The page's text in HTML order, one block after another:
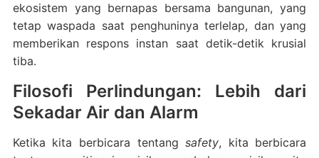
ekosistem yang bernapas bersama bangunan, yang
tetap waspada saat penghuninya terlelap, dan yang
memberikan respons instan saat detik-detik krusial
tiba.
Filosofi Perlindungan: Lebih dari
Sekadar Air dan Alarm
Ketika kita berbicara tentangsafety, kita berbicara